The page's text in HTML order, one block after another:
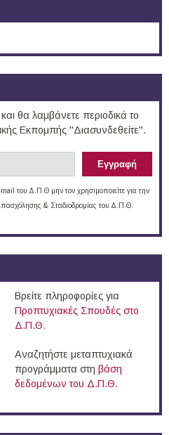
θα λαμβάνετε περιοδικά το
Εκπομπής "Διασυνδεθείτε".
του Δ.Π.Θ μην τον χρησιμοποιείτε για την
& Σταδιοδρομίας του Δ.Π.Θ.
Βρείτε πληροφορίες για
Προπτυχιακές Σπουδές στο
Δ.Π.Θ.
Αναζητήστε μεταπτυχιακά
προγράμματα στη βάση
δεδομένων του Δ.Π.Θ.